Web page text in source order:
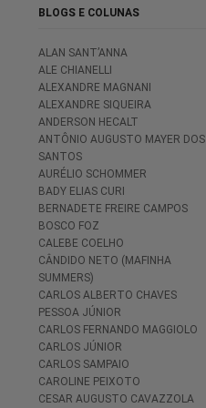
BLOGS E COLUNAS
ALAN SANT’ANNA
ALE CHIANELLI
ALEXANDRE MAGNANI
ALEXANDRE SIQUEIRA
ANDERSON HECALT
ANTÔNIO AUGUSTO MAYER DOS
SANTOS
AURÉLIO SCHOMMER
BADY ELIAS CURI
BERNADETE FREIRE CAMPOS
BOSCO FOZ
CALEBE COELHO
CÂNDIDO NETO (MAFINHA
SUMMERS)
CARLOS ALBERTO CHAVES
PESSOA JÚNIOR
CARLOS FERNANDO MAGGIOLO
CARLOS JÚNIOR
CARLOS SAMPAIO
CAROLINE PEIXOTO
CESAR AUGUSTO CAVAZZOLA